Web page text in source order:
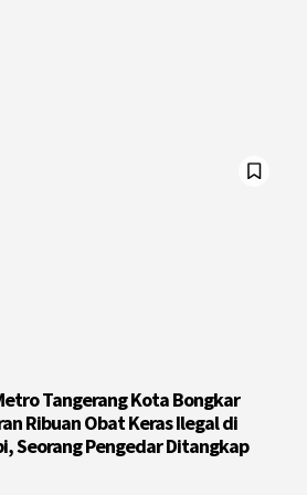
Tangerang Kota Bongkar
Ribuan Obat Keras Ilegal di
Seorang Pengedar Ditangkap